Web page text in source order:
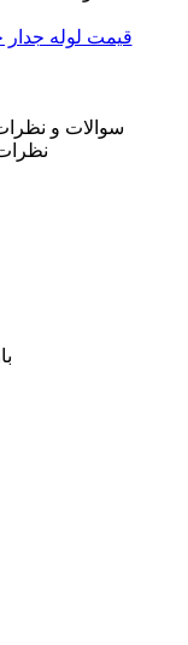
قیمت لوله جدار
سوالات و